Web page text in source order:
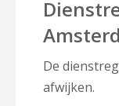
De
afwijken.